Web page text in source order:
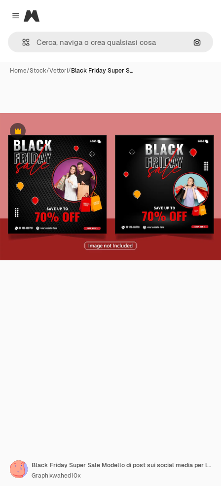
Close menu
Magnific
Cerca
Home/Stock/Vettori/Black Friday Super S…
Premium
Black Friday Super Sale Modello di post sui social media per la moda
Graphixwahed10x